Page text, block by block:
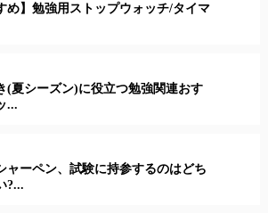
め】勉強用ストップウォッチ/タイマ
(夏シーズン)に役立つ勉強関連おす
...
ャーペン、試験に持参するのはどち
?...